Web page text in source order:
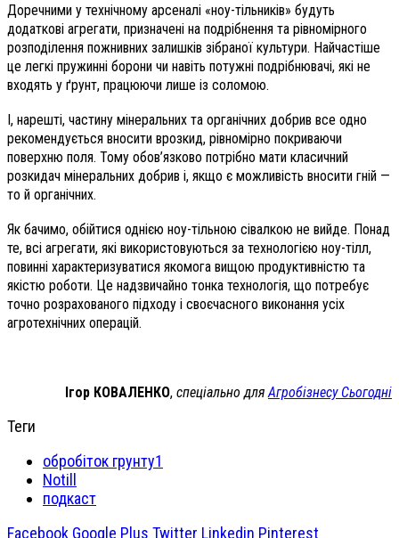
Доречними у технічному арсеналі «ноу-тільників» будуть
додаткові агрегати, призначені на подрібнення та рівномірного
розподілення пожнивних залишків зібраної культури. Найчастіше
це легкі пружинні борони чи навіть потужні подрібнювачі, які не
входять у ґрунт, працюючи лише із соломою.
І, нарешті, частину мінеральних та органічних добрив все одно
рекомендується вносити врозкид, рівномірно покриваючи
поверхню поля. Тому обов’язково потрібно мати класичний
розкидач мінеральних добрив і, якщо є можливість вносити гній —
то й органічних.
Як бачимо, обійтися однією ноу-тільною сівалкою не вийде. Понад
те, всі агрегати, які використовуються за технологією ноу-тілл,
повинні характеризуватися якомога вищою продуктивністю та
якістю роботи. Це надзвичайно тонка технологія, що потребує
точно розрахованого підходу і своєчасного виконання усіх
агротехнічних операцій.
Ігор КОВАЛЕНКО, спеціально дляАгробізнесу Сьогодні
Теги
обробіток грунту1
Notill
подкаст
Facebook Google Plus Twitter Linkedin Pinterest